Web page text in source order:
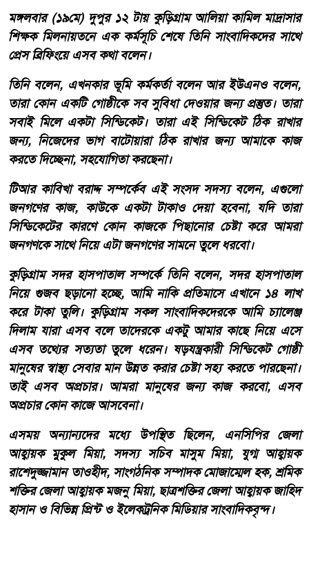
মঙ্গলবার (১৯মে) দুপুর ১২ টায় কুড়িগ্রাম আলিয়া কামিল মাদ্রাসার
শিক্ষক মিলনায়তনে এক কর্মসূচি শেষে তিনি সাংবাদিকদের সাথে
প্রেস ব্রিফিংয়ে এসব কথা বলেন।
তিনি বলেন, এখনকার ভূমি কর্মকর্তা বলেন আর ইউএনও বলেন,
তারা কোন একটি গোষ্ঠীকে সব সুবিধা দেওয়ার জন্য প্রস্তুত। তারা
সবাই মিলে একটা সিন্ডিকেট। তারা এই সিন্ডিকেট ঠিক রাখার
জন্য, নিজেদের ভাগ বাটোয়ারা ঠিক রাখার জন্য আমাকে কাজ
করতে দিচ্ছেনা, সহযোগিতা করছেনা।
টিআর কাবিখা বরাদ্দ সম্পর্কেব এই সংসদ সদস্য বলেন, এগুলো
জনগণের কাজ, কাউকে একটা টাকাও দেয়া হবেনা, যদি তারা
সিন্ডিকেটের কারণে কোন কাজকে পিছানোর চেষ্টা করে আমরা
জনগণকে সাথে নিয়ে এটা জনগণের সামনে তুলে ধরবো।
কুড়িগ্রাম সদর হাসপাতাল সম্পর্কে তিনি বলেন, সদর হাসপাতাল
নিয়ে গুজব ছড়ানো হচ্ছে, আমি নাকি প্রতিমাসে এখানে ১৪ লাখ
করে টাকা তুলি। কুড়িগ্রাম সকল সাংবাদিকদেরকে আমি চ্যালেঞ্জ
দিলাম যারা এসব বলে তাদেরকে একটু আমার কাছে নিয়ে এসে
এসব তথ্যের সত্যতা তুলে ধরেন। ষড়যন্ত্রকারী সিন্ডিকেট গোষ্ঠী
মানুষের স্বাস্থ্য সেবার মান উন্নত করার চেষ্টা সহ্য করতে পারছেনা।
তাই এসব অপ্রচার। আমরা মানুষের জন্য কাজ করবো, এসব
অপ্রচার কোন কাজে আসবেনা।
এসময় অন্যান্যদের মধ্যে উপস্থিত ছিলেন, এনসিপির জেলা
আহ্বায়ক মুকুল মিয়া, সদস্য সচিব মাসুম মিয়া, যুগ্ম আহ্বায়ক
রাশেদুজ্জামান তাওহীদ, সাংগঠনিক সম্পাদক মোজাম্মেল হক, শ্রমিক
শক্তির জেলা আহ্বায়ক মজনু মিয়া, ছাত্রশক্তির জেলা আহ্বায়ক জাহিদ
হাসান ও বিভিন্ন প্রিন্ট ও ইলেকট্রনিক মিডিয়ার সাংবাদিকবৃন্দ।